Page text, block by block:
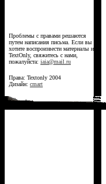
Проблемы с правами решаются
путем написания письма. Если вы
хотите воспроизвести материалы из
TextOnly, свяжитесь с нами,
пожалуйста: iaia@mail.ru
Права: Textonly 2004
Дизайн: cmart